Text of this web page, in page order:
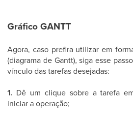
Gráfico GANTT
Agora, caso prefira utilizar em
(diagrama de Gantt), siga esse
vínculo das tarefas desejadas:
1. Dê um clique sobre a tarefa
iniciar a operação;